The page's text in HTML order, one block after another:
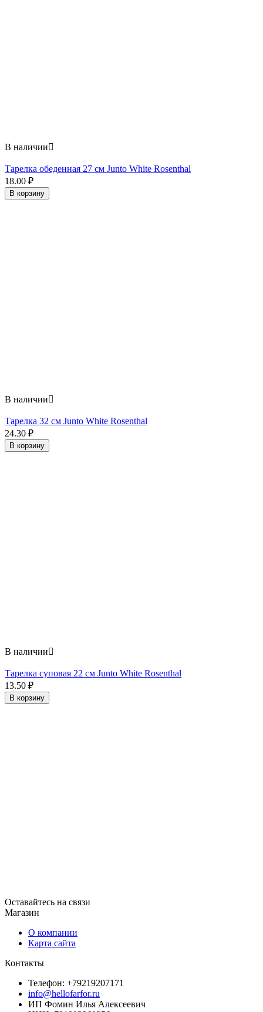
В наличии
Тарелка обеденная 27 см Junto White Rosenthal
18.00 ₽
В корзину
В наличии
Тарелка 32 см Junto White Rosenthal
24.30 ₽
В корзину
В наличии
Тарелка суповая 22 см Junto White Rosenthal
13.50 ₽
В корзину
Оставайтесь на связи
Магазин
О компании
Карта сайта
Контакты
Телефон: +79219207171
info@hellofarfor.ru
ИП Фомин Илья Алексеевич